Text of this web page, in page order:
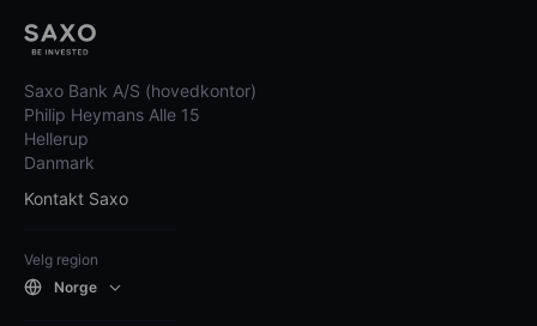
Saxo Bank A/S (hovedkontor)
Philip Heymans Alle 15
Hellerup
Danmark
Kontakt Saxo
Velg region
Norge